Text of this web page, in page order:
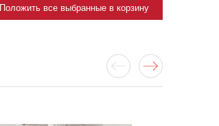
Положить все выбранные в корзину